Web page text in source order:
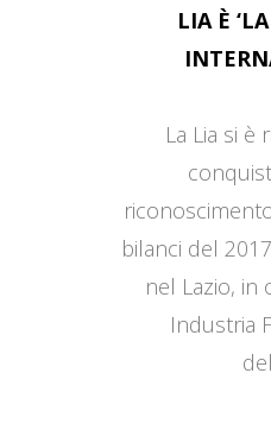
LIA È
La Lia si
bilanci del
nel Lazio, in
Industria